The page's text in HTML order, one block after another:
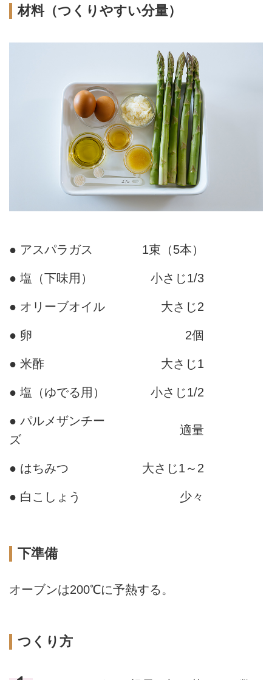
材料（つくりやすい分量）
● アスパラガス 1束（5本）
● 塩（下味用） 小さじ1/3
● オリーブオイル 大さじ2
● 卵 2個
● 米酢 大さじ1
● 塩（ゆでる用） 小さじ1/2
● パルメザンチー
ズ
適量
● はちみつ 大さじ1～2
● 白こしょう 少々
下準備
オーブンは200℃に予熱する。
つくり方